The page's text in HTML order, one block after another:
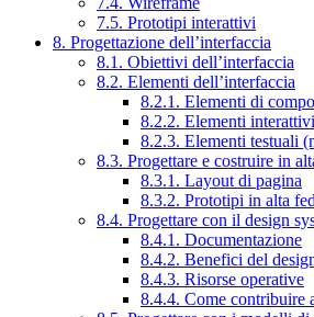
7.5. Prototipi interattivi
8. Progettazione dell’interfaccia
8.1. Obiettivi dell’interfaccia
8.2. Elementi dell’interfaccia
8.2.1. Elementi di
8.2.2. Elementi interattivi
8.2.3. Elementi testuali
8.3. Progettare e costruire in
8.3.1. Layout di pagina
8.3.2. Prototipi in alta
8.4. Progettare con il design
8.4.1. Documentazione
8.4.2. Benefici del
8.4.3. Risorse operative
8.4.4. Come contribuire